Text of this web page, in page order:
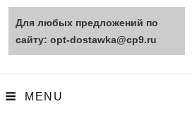
MENU
Для любых предложений по
сайту: opt-dostawka@cp9.ru